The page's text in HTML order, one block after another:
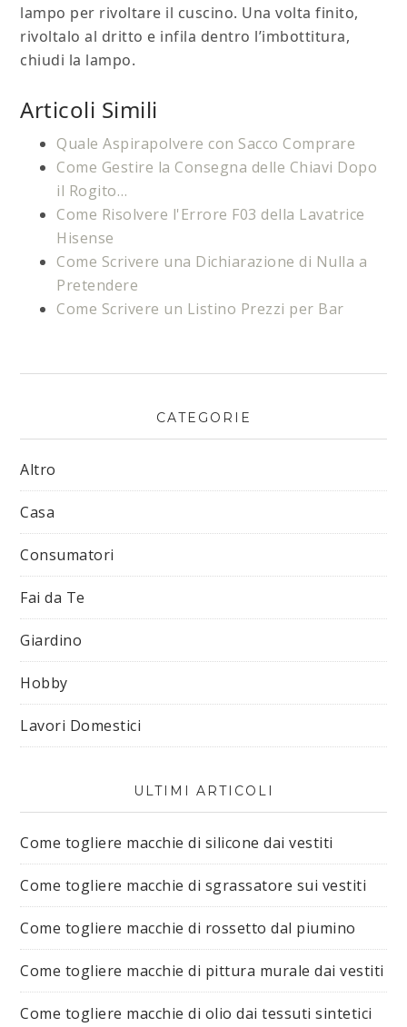
lampo per rivoltare il cuscino. Una volta finito,
rivoltalo al dritto e infila dentro l’imbottitura,
chiudi la lampo.
Articoli Simili
Quale Aspirapolvere con Sacco Comprare
Come Gestire la Consegna delle Chiavi Dopo
il Rogito…
Come Risolvere l'Errore F03 della Lavatrice
Hisense​
Come Scrivere una Dichiarazione di Nulla a
Pretendere
Come Scrivere un Listino Prezzi per Bar
CATEGORIE
Altro
Casa
Consumatori
Fai da Te
Giardino
Hobby
Lavori Domestici
ULTIMI ARTICOLI
Come togliere macchie di silicone dai vestiti​
Come togliere macchie di sgrassatore sui vestiti​
Come togliere macchie di rossetto dal piumino​
Come togliere macchie di pittura murale dai vestiti​
Come togliere macchie di olio dai tessuti sintetici​